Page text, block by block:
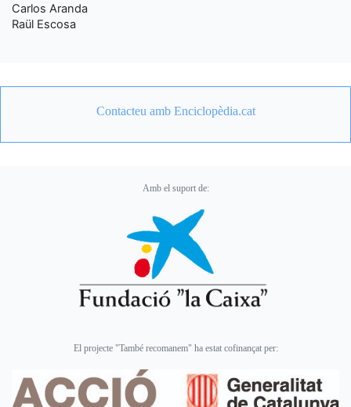
Carlos Aranda
Raül Escosa
Contacteu amb Enciclopèdia.cat
Amb el suport de:
El projecte "També recomanem" ha estat cofinançat per: